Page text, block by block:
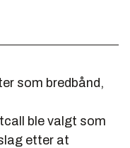
som bredbånd,
ble valgt som
etter at